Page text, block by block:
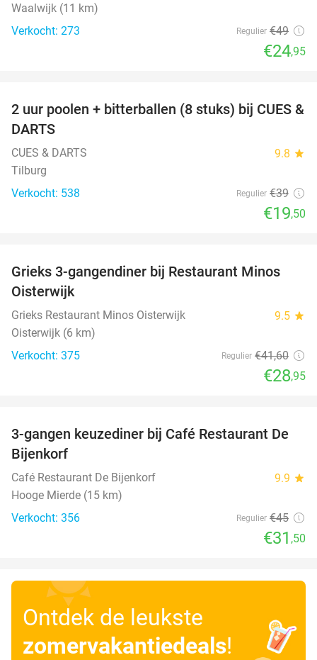
Waalwijk (11 km)
Verkocht: 273
Regulier €49
€24,95
50%
2 uur poolen + bitterballen (8 stuks) bij CUES &
DARTS
CUES & DARTS 9.8 star
Tilburg
Verkocht: 538
Regulier €39
€19,50
30%
Grieks 3-gangendiner bij Restaurant Minos
Oisterwijk
Grieks Restaurant Minos Oisterwijk 9.5 star
Oisterwijk (6 km)
Verkocht: 375
Regulier €41,60
€28,95
30%
3-gangen keuzediner bij Café Restaurant De
Bijenkorf
Café Restaurant De Bijenkorf 9.9 star
Hooge Mierde (15 km)
Verkocht: 356
Regulier €45
€31 ,50
Ontdek de leukste
zomervakantiedeals!